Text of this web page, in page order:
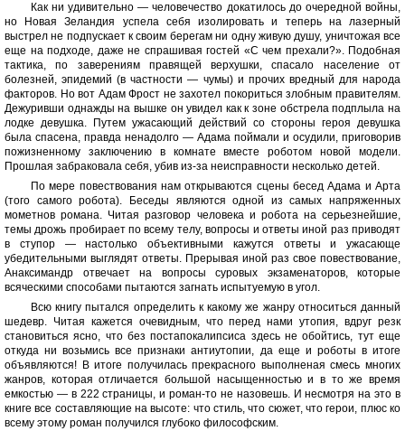
Как ни удивительно — человечество докатилось до очередной войны,
но Новая Зеландия успела себя изолировать и теперь на лазерный
выстрел не подпускает к своим берегам ни одну живую душу, уничтожая все
еще на подходе, даже не спрашивая гостей «С чем прехали?». Подобная
тактика, по заверениям правящей верхушки, спасало население от
болезней, эпидемий (в частности — чумы) и прочих вредный для народа
факторов. Но вот Адам Фрост не захотел покориться злобным правителям.
Дежуривши однажды на вышке он увидел как к зоне обстрела подплыла на
лодке девушка. Путем ужасающий действий со стороны героя девушка
была спасена, правда ненадолго — Адама поймали и осудили, приговорив
пожизненному заключению в комнате вместе роботом новой модели.
Прошлая забраковала себя, убив из-за неисправности несколько детей.
По мере повествования нам открываются сцены бесед Адама и Арта
(того самого робота). Беседы являются одной из самых напряженных
мометнов романа. Читая разговор человека и робота на серьезнейшие,
темы дрожь пробирает по всему телу, вопросы и ответы иной раз приводят
в ступор — настолько объективными кажутся ответы и ужасающе
убедительными выглядят ответы. Прерывая иной раз свое повествование,
Анаксимандр отвечает на вопросы суровых экзаменаторов, которые
всяческими способами пытаются загнать испытуемую в угол.
Всю книгу пытался определить к какому же жанру относиться данный
шедевр. Читая кажется очевидным, что перед нами утопия, вдруг резк
становиться ясно, что без постапокалипсиса здесь не обойтись, тут еще
откуда ни возьмись все признаки антиутопии, да еще и роботы в итоге
объявляются! В итоге получилась прекрасного выполненая смесь многих
жанров, которая отличается большой насыщенностью и в то же время
емкостью — в 222 страницы, и роман-то не назовешь. И несмотря на это в
книге все составляющие на высоте: что стиль, что сюжет, что герои, плюс ко
всему этому роман получился глубоко философским.